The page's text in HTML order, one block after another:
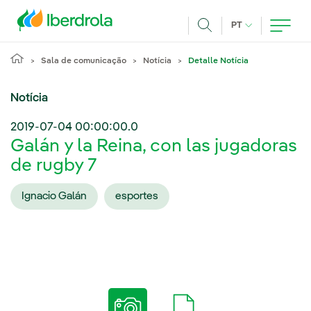
PT IDIOMA ATUAL,
Sala de comunicação Notícia Detalle Notícia
Notícia
2019-07-04 00:00:00.0
Galán y la Reina, con las jugadoras
de rugby 7
Ignacio Galán esportes